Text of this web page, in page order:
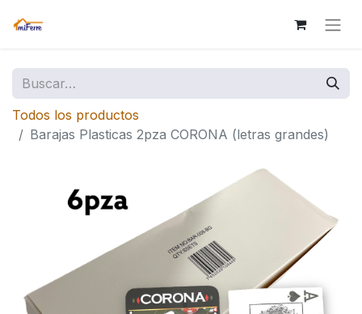
Todos los productos
Barajas Plasticas 2pza CORONA (letras grandes)